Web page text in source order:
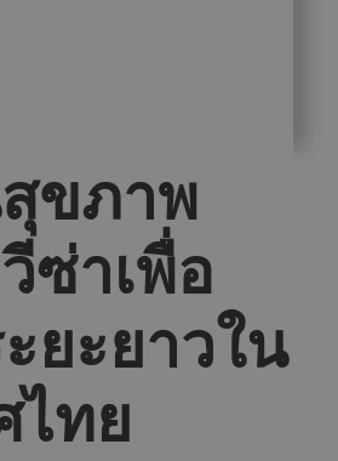
ขภาพ
ซ่าเพื่อ
ยะยาวใน
ไทย